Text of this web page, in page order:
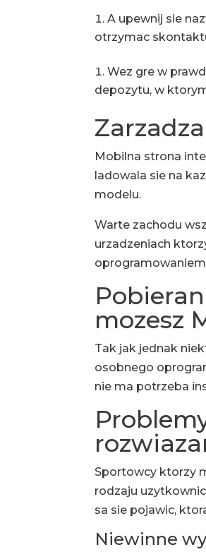
A upewnij sie
otrzymac
Wez gre w
depozytu, w
Mobilna strona
ladowala sie na
modelu.
Warte zachodu
urzadzeniach
mozesz
Tak jak jednak
osobnego
nie ma potrzeba
Sportowcy ktorzy
rodzaju
sa sie pojawic,
Niewinne